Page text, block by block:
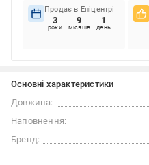
Продає в Епіцентрі
3
роки
9
місяців
1
день
Основні характеристики
Довжина:
Наповнення:
Бренд: